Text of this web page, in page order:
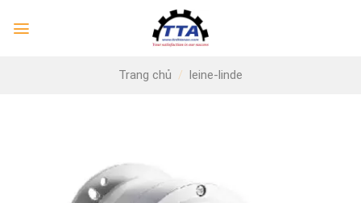
Trang chủ / leine-linde